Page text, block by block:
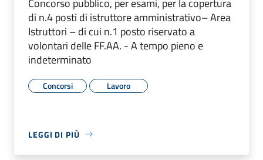
Concorso pubblico, per esami, per la copertura
di n.4 posti di istruttore amministrativo– Area
Istruttori – di cui n.1 posto riservato a
volontari delle FF.AA. - A tempo pieno e
indeterminato
Concorsi Lavoro
LEGGI DI PIÙ